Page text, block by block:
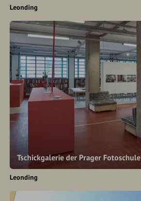
Leonding
Tschickgalerie der Prager Fotoschule
Leonding